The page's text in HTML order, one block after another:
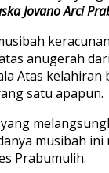
Jovano Arci
anugerah
Atas kelahiran
satu apapun.
musibah ini
Prabumulih.